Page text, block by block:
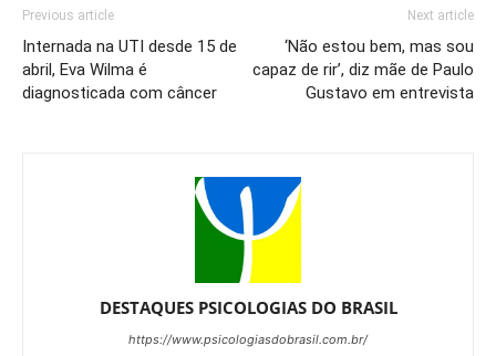
Previous article
Internada na UTI desde 15 de
abril, Eva Wilma é
diagnosticada com câncer
Next article
‘Não estou bem, mas sou
capaz de rir’, diz mãe de Paulo
Gustavo em entrevista
DESTAQUES PSICOLOGIAS DO BRASIL
https://www.psicologiasdobrasil.com.br/